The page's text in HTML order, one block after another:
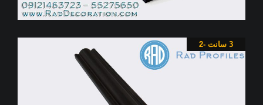
3 سانت -2